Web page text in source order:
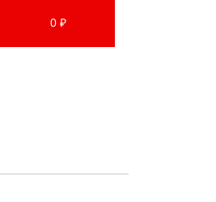
0 ₽